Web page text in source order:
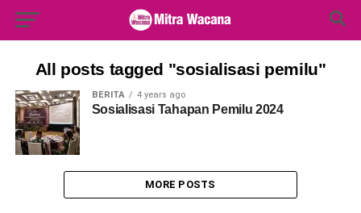
for:
All posts tagged "sosialisasi pemilu"
BERITA 4 years ago
Sosialisasi Tahapan Pemilu 2024
MORE POSTS